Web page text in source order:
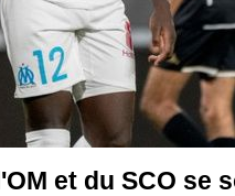
et du SCO se